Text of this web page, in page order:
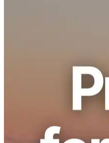
ELSOUL LABO B.V. (Sede:
Fumitake Kawasaki) e
Premium VPS para Solana na
capacidade adicional está sendo
dos próximos dias.
Uma vez que os ajustamentos